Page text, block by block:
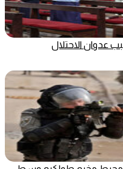
عدوان الاحتلال